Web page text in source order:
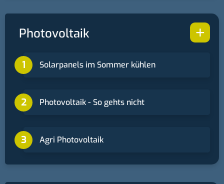
+
Photovoltaik
Solarpanels im Sommer kühlen
Photovoltaik - So gehts nicht
Agri Photovoltaik